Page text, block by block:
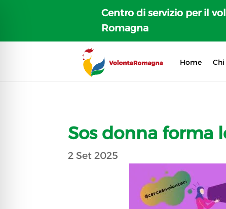
Centro di servizio per il
Romagna
Home
Sos donna forma
2 Set 2025